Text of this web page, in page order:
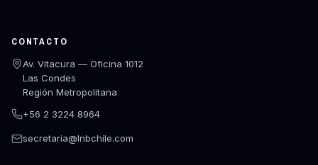
CONTACTO
Av. Vitacura — Oficina 1012
Las Condes
Región Metropolitana
+56 2 3224 8964
secretaria@lnbchile.com